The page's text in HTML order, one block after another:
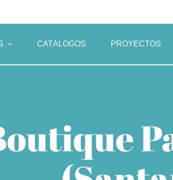
CATÁLOGOS PROYECTOS